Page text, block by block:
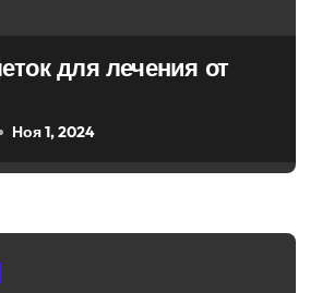
для лечения от
Ноя 1, 2024